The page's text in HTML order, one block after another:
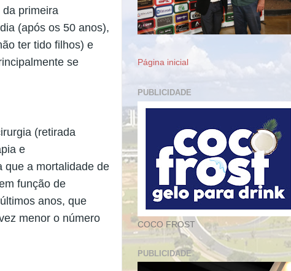
primeira
(após os 50 anos),
ter tido filhos) e
se
(retirada
e
que a mortalidade de
função de
anos, que
menor o número
Página inicial
PUBLICIDADE
COCO FROST
PUBLICIDADE